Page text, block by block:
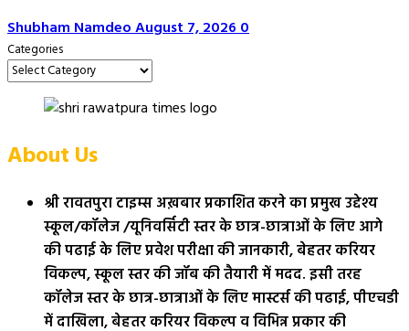
Shubham NamdeoAugust 7, 20260
Categories
About Us
श्री रावतपुरा टाइम्स अख़बार प्रकाशित करने का प्रमुख उद्देश्य
स्कूल/कॉलेज /यूनिवर्सिटी स्तर के छात्र-छात्राओं के लिए आगे
की पढाई के लिए प्रवेश परीक्षा की जानकारी, बेहतर करियर
विकल्प, स्कूल स्तर की जॉब की तैयारी में मदद. इसी तरह
कॉलेज स्तर के छात्र-छात्राओं के लिए मास्टर्स की पढाई, पीएचडी
में दाखिला, बेहतर करियर विकल्प व विभिन्न प्रकार की